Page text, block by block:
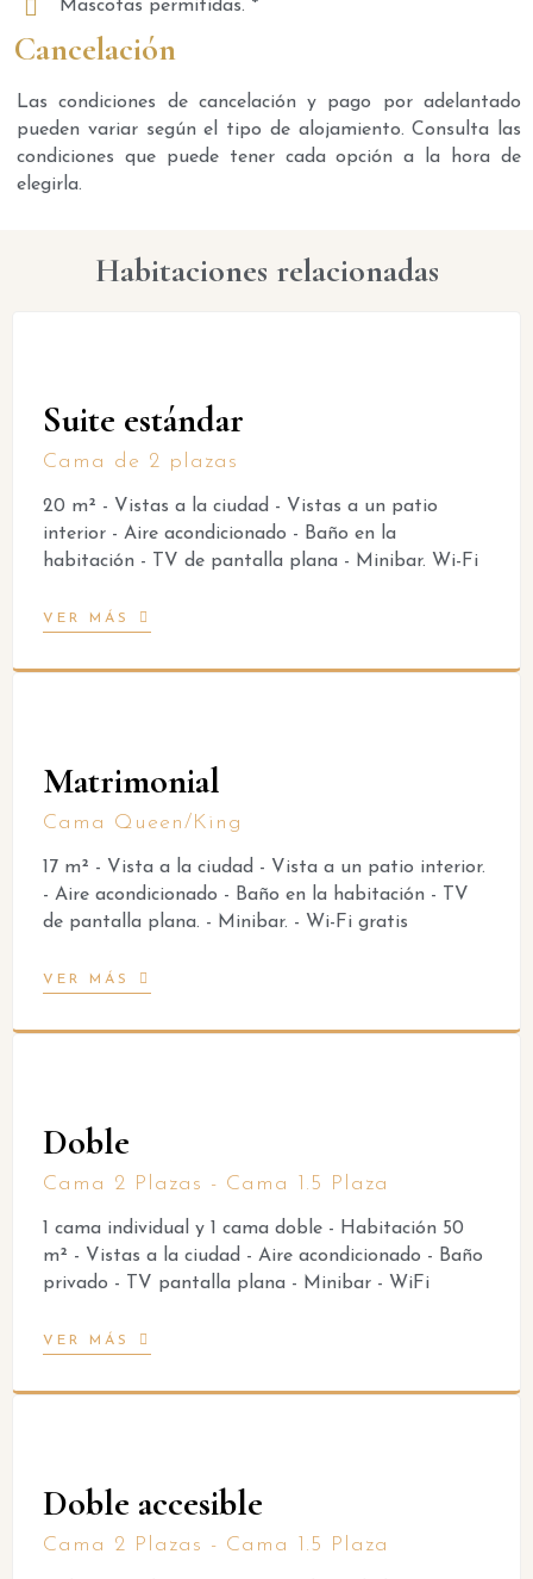
Mascotas permitidas. *
Cancelación
Las condiciones de cancelación y pago por adelantado
pueden variar según el tipo de alojamiento. Consulta las
condiciones que puede tener cada opción a la hora de
elegirla.
Habitaciones relacionadas
Suite estándar
Cama de 2 plazas
20 m² - Vistas a la ciudad - Vistas a un patio
interior - Aire acondicionado - Baño en la
habitación - TV de pantalla plana - Minibar. Wi-Fi
VER MÁS
Matrimonial
Cama Queen/King
17 m² - Vista a la ciudad - Vista a un patio interior.
- Aire acondicionado - Baño en la habitación - TV
de pantalla plana. - Minibar. - Wi-Fi gratis
VER MÁS
Doble
Cama 2 Plazas - Cama 1.5 Plaza
1 cama individual y 1 cama doble - Habitación 50
m² - Vistas a la ciudad - Aire acondicionado - Baño
privado - TV pantalla plana - Minibar - WiFi
VER MÁS
Doble accesible
Cama 2 Plazas - Cama 1.5 Plaza